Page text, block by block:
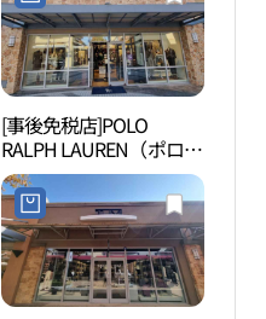
[事後免税店]POLO
RALPH LAUREN（ポロラ
ルフローレン）・新世界
サイモンプレミアムアウ
トレットヨジュ（驪州）
店(폴로랄프로렌 신세계
사이먼프리미엄아울렛
여주점)